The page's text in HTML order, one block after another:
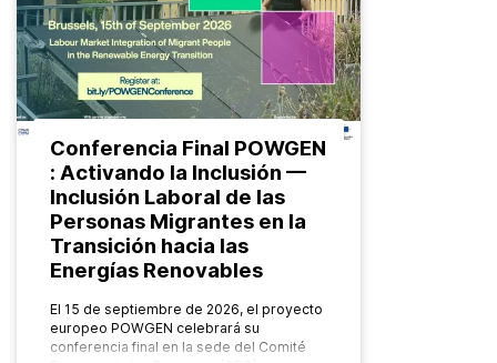
Conferencia Final POWGEN
: Activando la Inclusión —
Inclusión Laboral de las
Personas Migrantes en la
Transición hacia las
Energías Renovables
El 15 de septiembre de 2026, el proyecto
europeo POWGEN celebrará su
conferencia final en la sede del Comité